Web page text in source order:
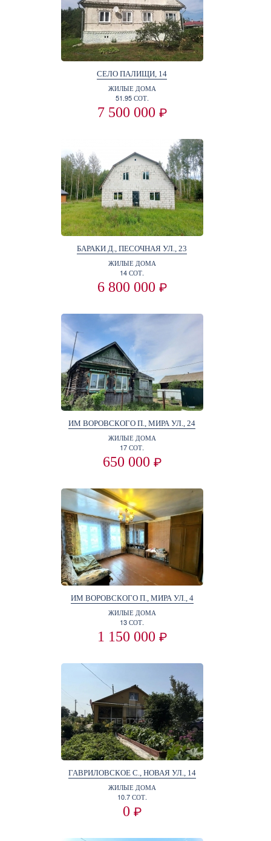
СЕЛО ПАЛИЩИ, 14
ЖИЛЫЕ ДОМА
51.95 СОТ.
7 500 000 ₽
БАРАКИ Д., ПЕСОЧНАЯ УЛ., 23
ЖИЛЫЕ ДОМА
14 СОТ.
6 800 000 ₽
ИМ ВОРОВСКОГО П., МИРА УЛ., 24
ЖИЛЫЕ ДОМА
17 СОТ.
650 000 ₽
ИМ ВОРОВСКОГО П., МИРА УЛ., 4
ЖИЛЫЕ ДОМА
13 СОТ.
1 150 000 ₽
ГАВРИЛОВСКОЕ С., НОВАЯ УЛ., 14
ЖИЛЫЕ ДОМА
10.7 СОТ.
0 ₽